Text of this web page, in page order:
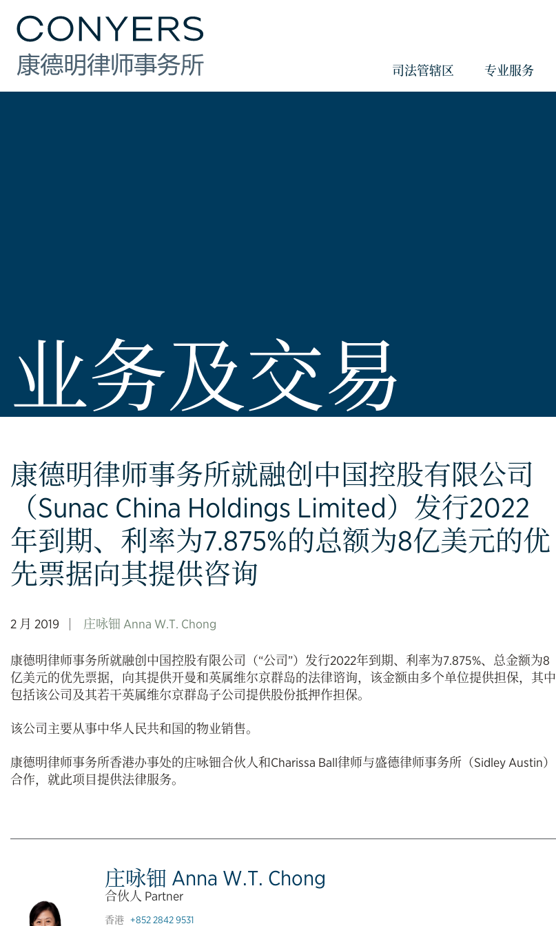
司法管辖区 专业服务
业务及交易
康德明律师事务所就融创中国控股有限公司
（Sunac China Holdings Limited）发行2022
年到期、利率为7.875%的总额为8亿美元的优
先票据向其提供咨询
2 月 2019 庄咏钿 Anna W.T. Chong
康德明律师事务所就融创中国控股有限公司（“公司”）发行2022年到期、利率为7.875%、总金额为8
亿美元的优先票据，向其提供开曼和英属维尔京群岛的法律谘询，该金额由多个单位提供担保，其中
包括该公司及其若干英属维尔京群岛子公司提供股份抵押作担保。
该公司主要从事中华人民共和国的物业销售。
康德明律师事务所香港办事处的庄咏钿合伙人和Charissa Ball律师与盛德律师事务所（Sidley Austin）
合作，就此项目提供法律服务。
庄咏钿 Anna W.T. Chong
合伙人 Partner
香港+852 2842 9531